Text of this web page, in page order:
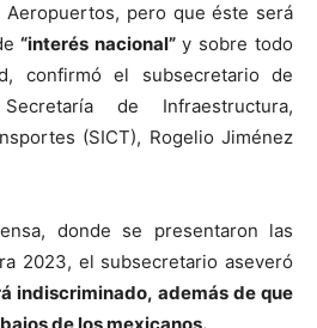
Aeropuertos, pero que éste será
“interés nacional” y sobre todo
confirmó el subsecretario de
de Infraestructura,
(SICT), Rogelio Jiménez
donde se presentaron las
2023, el subsecretario aseveró
indiscriminado, además de que
de los mexicanos.